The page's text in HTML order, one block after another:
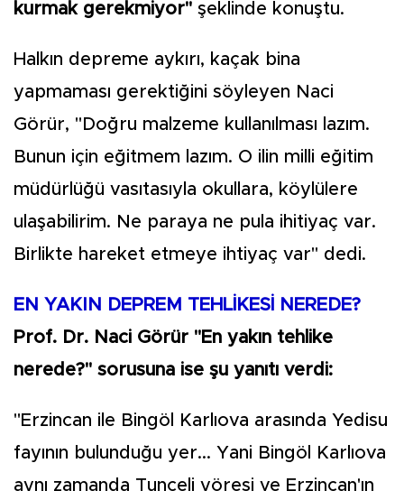
kurmak gerekmiyor" şeklinde konuştu.
Halkın depreme aykırı, kaçak bina
yapmaması gerektiğini söyleyen Naci
Görür, "Doğru malzeme kullanılması lazım.
Bunun için eğitmem lazım. O ilin milli eğitim
müdürlüğü vasıtasıyla okullara, köylülere
ulaşabilirim. Ne paraya ne pula ihitiyaç var.
Birlikte hareket etmeye ihtiyaç var" dedi.
EN YAKIN DEPREM TEHLİKESİ NEREDE?
Prof. Dr. Naci Görür "En yakın tehlike
nerede?" sorusuna ise şu yanıtı verdi:
"Erzincan ile Bingöl Karlıova arasında Yedisu
fayının bulunduğu yer... Yani Bingöl Karlıova
aynı zamanda Tunceli yöresi ve Erzincan'ın